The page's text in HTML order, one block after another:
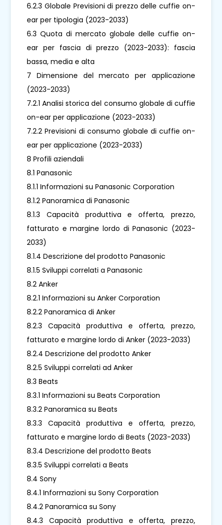
6.2.3 Globale Previsioni di prezzo delle cuffie on-
ear per tipologia (2023-2033)
6.3 Quota di mercato globale delle cuffie on-
ear per fascia di prezzo (2023-2033): fascia
bassa, media e alta
7 Dimensione del mercato per applicazione
(2023-2033)
7.2.1 Analisi storica del consumo globale di cuffie
on-ear per applicazione (2023-2033)
7.2.2 Previsioni di consumo globale di cuffie on-
ear per applicazione (2023-2033)
8 Profili aziendali
8.1 Panasonic
8.1.1 Informazioni su Panasonic Corporation
8.1.2 Panoramica di Panasonic
8.1.3 Capacità produttiva e offerta, prezzo,
fatturato e margine lordo di Panasonic (2023-
2033)
8.1.4 Descrizione del prodotto Panasonic
8.1.5 Sviluppi correlati a Panasonic
8.2 Anker
8.2.1 Informazioni su Anker Corporation
8.2.2 Panoramica di Anker
8.2.3 Capacità produttiva e offerta, prezzo,
fatturato e margine lordo di Anker (2023-2033)
8.2.4 Descrizione del prodotto Anker
8.2.5 Sviluppi correlati ad Anker
8.3 Beats
8.3.1 Informazioni su Beats Corporation
8.3.2 Panoramica su Beats
8.3.3 Capacità produttiva e offerta, prezzo,
fatturato e margine lordo di Beats (2023-2033)
8.3.4 Descrizione del prodotto Beats
8.3.5 Sviluppi correlati a Beats
8.4 Sony
8.4.1 Informazioni su Sony Corporation
8.4.2 Panoramica su Sony
8.4.3 Capacità produttiva e offerta, prezzo,